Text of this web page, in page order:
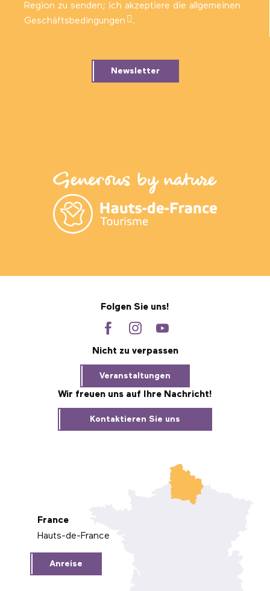
Region zu senden; ich akzeptiere die allgemeinen
Geschäftsbedingungen
.
Newsletter
Folgen Sie uns!
Nicht zu verpassen
Veranstaltungen
Wir freuen uns auf Ihre Nachricht!
Kontaktieren Sie uns
France
Hauts-de-France
Anreise